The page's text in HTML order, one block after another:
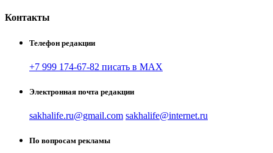
Контакты
Телефон редакции
+7 999 174-67-82 писать в MAX
Электронная почта редакции
sakhalife.ru@gmail.com sakhalife@internet.ru
По вопросам рекламы